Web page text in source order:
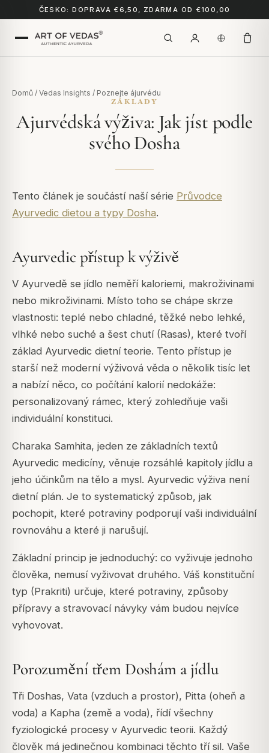
ČESKO: DOPRAVA €6,50, ZDARMA OD €100,00
Domů / Vedas Insights / Poznejte ájurvédu
ZÁKLADY
Ajurvédská výživa: Jak jíst podle
svého Dosha
Tento článek je součástí naší série Průvodce
Ayurvedic dietou a typy Dosha.
Ayurvedic přístup k výživě
V Ayurvedě se jídlo neměří kaloriemi, makroživinami
nebo mikroživinami. Místo toho se chápe skrze
vlastnosti: teplé nebo chladné, těžké nebo lehké,
vlhké nebo suché a šest chutí (Rasas), které tvoří
základ Ayurvedic dietní teorie. Tento přístup je
starší než moderní výživová věda o několik tisíc let
a nabízí něco, co počítání kalorií nedokáže:
personalizovaný rámec, který zohledňuje vaši
individuální konstituci.
Charaka Samhita, jeden ze základních textů
Ayurvedic medicíny, věnuje rozsáhlé kapitoly jídlu a
jeho účinkům na tělo a mysl. Ayurvedic výživa není
dietní plán. Je to systematický způsob, jak
pochopit, které potraviny podporují vaši individuální
rovnováhu a které ji narušují.
Základní princip je jednoduchý: co vyživuje jednoho
člověka, nemusí vyživovat druhého. Váš konstituční
typ (Prakriti) určuje, které potraviny, způsoby
přípravy a stravovací návyky vám budou nejvíce
vyhovovat.
Porozumění třem Doshám a jídlu
Tři Doshas, Vata (vzduch a prostor), Pitta (oheň a
voda) a Kapha (země a voda), řídí všechny
fyziologické procesy v Ayurvedic teorii. Každý
člověk má jedinečnou kombinaci těchto tří sil. Vaše